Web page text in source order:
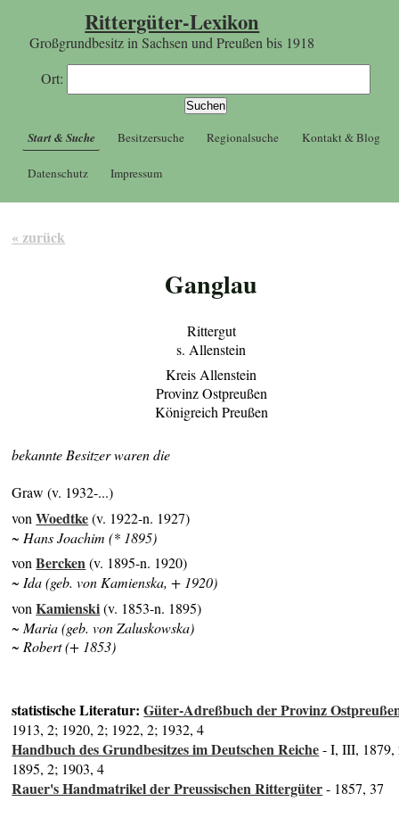
Rittergüter-Lexikon
Großgrundbesitz in Sachsen und Preußen bis 1918
Ort:
Start & Suche Besitzersuche Regionalsuche Kontakt & Blog
Datenschutz Impressum
« zurück
Ganglau
Rittergut
s. Allenstein
Kreis Allenstein
Provinz Ostpreußen
Königreich Preußen
bekannte Besitzer waren die
Graw (v. 1932-...)
vonWoedtke(v. 1922-n. 1927)
~ Hans Joachim (* 1895)
vonBercken(v. 1895-n. 1920)
~ Ida (geb. von Kamienska, + 1920)
vonKamienski(v. 1853-n. 1895)
~ Maria (geb. von Zaluskowska)
~ Robert (+ 1853)
statistische Literatur:Güter-Adreßbuch der Provinz
1913, 2; 1920, 2; 1922, 2; 1932, 4
Handbuch des Grundbesitzes im Deutschen Reiche- I, III, 1879,
1895, 2; 1903, 4
Rauer's Handmatrikel der Preussischen Rittergüter- 1857, 37